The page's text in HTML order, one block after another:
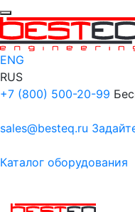
ENG
RUS
+7 (800) 500-20-99
sales@besteq.ru
Каталог оборудования